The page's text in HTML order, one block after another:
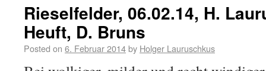
Rieselfelder, 06.02.14, H.
Heuft, D. Bruns
Posted on 6. Februar 2014by Holger Lauruschkus